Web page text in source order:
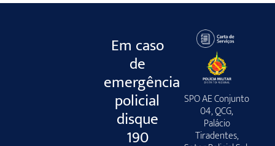
Em caso
de
emergência
policial
disque
190
SPO AE Conjunto
04, QCG,
Palácio
Tiradentes,